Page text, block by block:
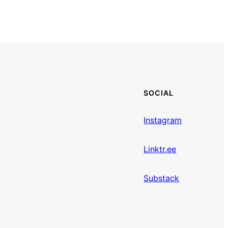
SOCIAL
Instagram
Linktr.ee
Substack